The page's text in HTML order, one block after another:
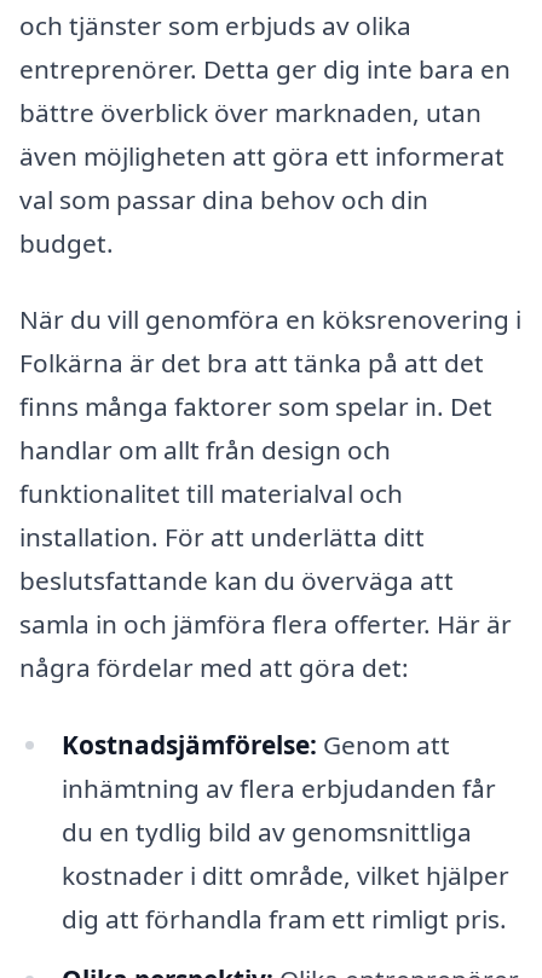
och tjänster som erbjuds av olika
entreprenörer. Detta ger dig inte bara en
bättre överblick över marknaden, utan
även möjligheten att göra ett informerat
val som passar dina behov och din
budget.
När du vill genomföra en köksrenovering i
Folkärna är det bra att tänka på att det
finns många faktorer som spelar in. Det
handlar om allt från design och
funktionalitet till materialval och
installation. För att underlätta ditt
beslutsfattande kan du överväga att
samla in och jämföra flera offerter. Här är
några fördelar med att göra det:
Kostnadsjämförelse: Genom att
inhämtning av flera erbjudanden får
du en tydlig bild av genomsnittliga
kostnader i ditt område, vilket hjälper
dig att förhandla fram ett rimligt pris.